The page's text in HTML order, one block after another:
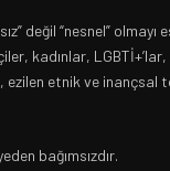
değil “nesnel” olmayı
kadınlar,
ezilen etnik ve inançsal
bağımsızdır.